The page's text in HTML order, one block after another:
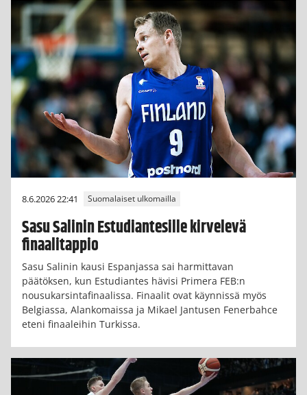
8.6.2026 22:41 Suomalaiset ulkomailla
Sasu Salinin Estudiantesille kirvelevä
finaalitappio
Sasu Salinin kausi Espanjassa sai harmittavan
päätöksen, kun Estudiantes hävisi Primera FEB:n
nousukarsintafinaalissa. Finaalit ovat käynnissä myös
Belgiassa, Alankomaissa ja Mikael Jantusen Fenerbahce
eteni finaaleihin Turkissa.